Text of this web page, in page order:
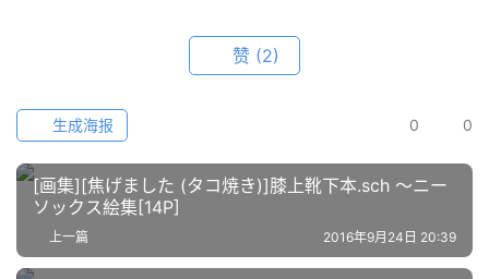
素
材
萌
赞 (2)
0 0
生成海报
[画集][焦げました (タコ焼き)]膝上靴下本.sch ～ニー
ソックス絵集[14P]
上一篇 2016年9月24日 20:39